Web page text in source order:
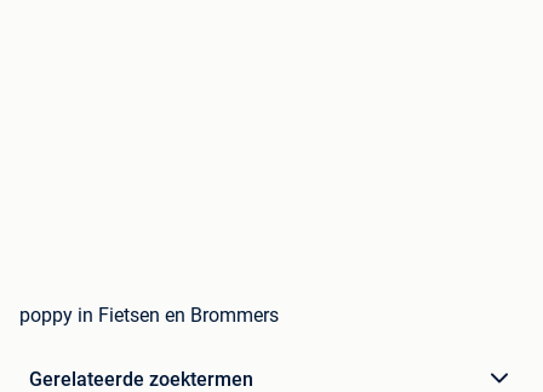
poppy in Fietsen en Brommers
Gerelateerde zoektermen